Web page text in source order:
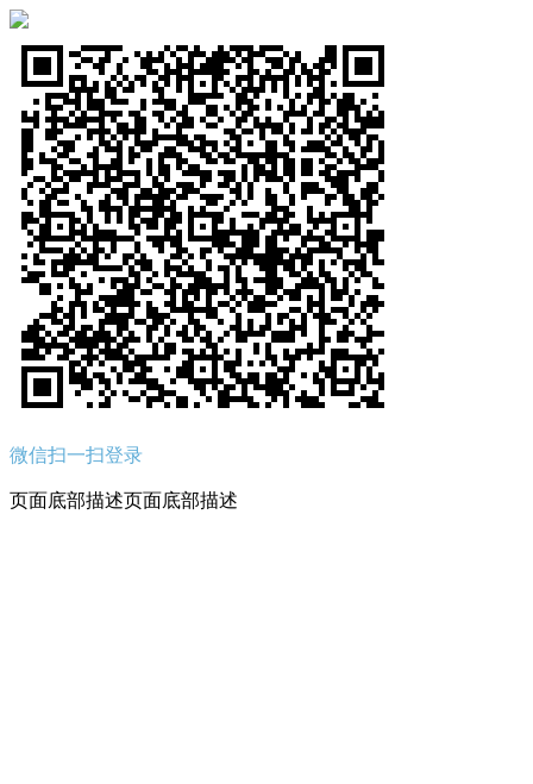
微信扫一扫登录
页面底部描述页面底部描述